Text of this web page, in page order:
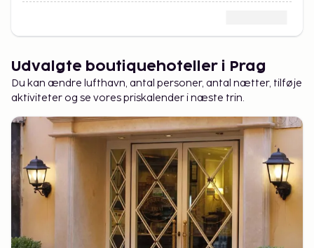
Udvalgte boutiquehoteller i Prag
Du kan ændre lufthavn, antal personer, antal nætter, tilføje
aktiviteter og se vores priskalender i næste trin.